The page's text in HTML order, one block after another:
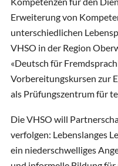
Erweiterung von
unterschiedlichen
VHSO in der Region
«Deutsch für
Vorbereitungskursen zur
als Prüfungszentrum für
Die VHSO will
verfolgen: Lebenslanges
ein niederschwelliges